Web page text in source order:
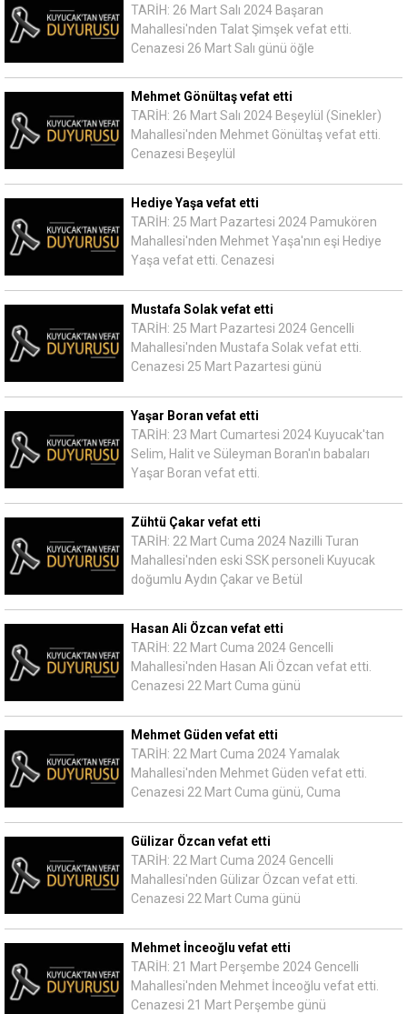
TARİH: 26 Mart Salı 2024 Başaran
Mahallesi'nden Talat Şimşek vefat etti.
Cenazesi 26 Mart Salı günü öğle
Mehmet Gönültaş vefat etti
TARİH: 26 Mart Salı 2024 Beşeylül (Sinekler)
Mahallesi'nden Mehmet Gönültaş vefat etti.
Cenazesi Beşeylül
Hediye Yaşa vefat etti
TARİH: 25 Mart Pazartesi 2024 Pamukören
Mahallesi'nden Mehmet Yaşa'nın eşi Hediye
Yaşa vefat etti. Cenazesi
Mustafa Solak vefat etti
TARİH: 25 Mart Pazartesi 2024 Gencelli
Mahallesi'nden Mustafa Solak vefat etti.
Cenazesi 25 Mart Pazartesi günü
Yaşar Boran vefat etti
TARİH: 23 Mart Cumartesi 2024 Kuyucak'tan
Selim, Halit ve Süleyman Boran'ın babaları
Yaşar Boran vefat etti.
Zühtü Çakar vefat etti
TARİH: 22 Mart Cuma 2024 Nazilli Turan
Mahallesi'nden eski SSK personeli Kuyucak
doğumlu Aydın Çakar ve Betül
Hasan Ali Özcan vefat etti
TARİH: 22 Mart Cuma 2024 Gencelli
Mahallesi'nden Hasan Ali Özcan vefat etti.
Cenazesi 22 Mart Cuma günü
Mehmet Güden vefat etti
TARİH: 22 Mart Cuma 2024 Yamalak
Mahallesi'nden Mehmet Güden vefat etti.
Cenazesi 22 Mart Cuma günü, Cuma
Gülizar Özcan vefat etti
TARİH: 22 Mart Cuma 2024 Gencelli
Mahallesi'nden Gülizar Özcan vefat etti.
Cenazesi 22 Mart Cuma günü
Mehmet İnceoğlu vefat etti
TARİH: 21 Mart Perşembe 2024 Gencelli
Mahallesi'nden Mehmet İnceoğlu vefat etti.
Cenazesi 21 Mart Perşembe günü